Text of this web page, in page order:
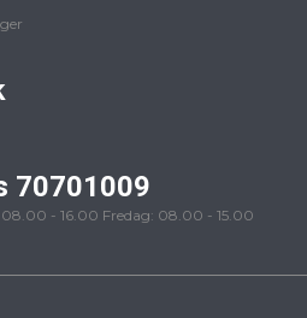
70701009
- 16.00 Fredag: 08.00 - 15.00